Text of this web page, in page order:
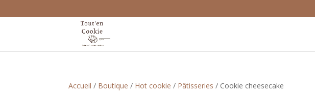
Accueil / Boutique / Hot cookie / Pâtisseries / Cookie cheesecake